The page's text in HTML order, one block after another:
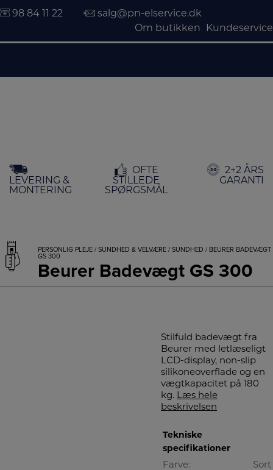
indholdet
98 84 11 22
salg@pn-elservice.dk
Om butikken
Kundeservice
LEVERING &
MONTERING
OFTE
STILLEDE
SPØRGSMÅL
2+2 ÅRS
GARANTI
PERSONLIG PLEJE / SUNDHED & VELVÆRE / SUNDHED / BEURER BADEVÆGT
GS 300
Beurer Badevægt GS 300
Stilfuld badevægt fra
Beurer med letlæseligt
LCD-display, non-slip
silikoneoverflade og en
vægtkapacitet på 180
kg. Læs hele
beskrivelsen
Tekniske
specifikationer
Farve:
Sort